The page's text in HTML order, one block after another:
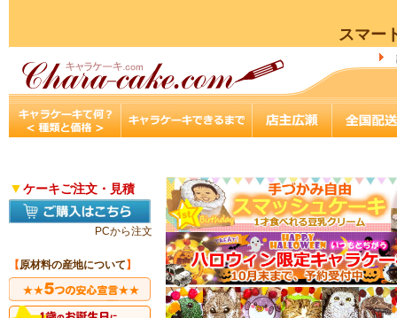
スマー
▼ケーキご注文・見積
PCから注文
【原材料の産地について 】